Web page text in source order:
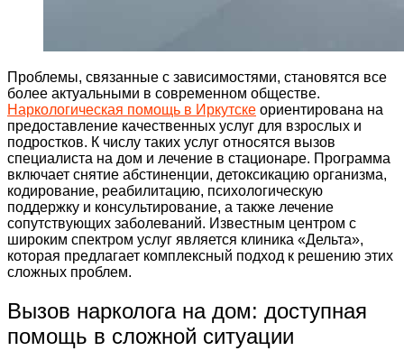
Проблемы, связанные с зависимостями, становятся все
более актуальными в современном обществе.
Наркологическая помощь в Иркутске ориентирована на
предоставление качественных услуг для взрослых и
подростков. К числу таких услуг относятся вызов
специалиста на дом и лечение в стационаре. Программа
включает снятие абстиненции, детоксикацию организма,
кодирование, реабилитацию, психологическую
поддержку и консультирование, а также лечение
сопутствующих заболеваний. Известным центром с
широким спектром услуг является клиника «Дельта»,
которая предлагает комплексный подход к решению этих
сложных проблем.
Вызов нарколога на дом: доступная
помощь в сложной ситуации